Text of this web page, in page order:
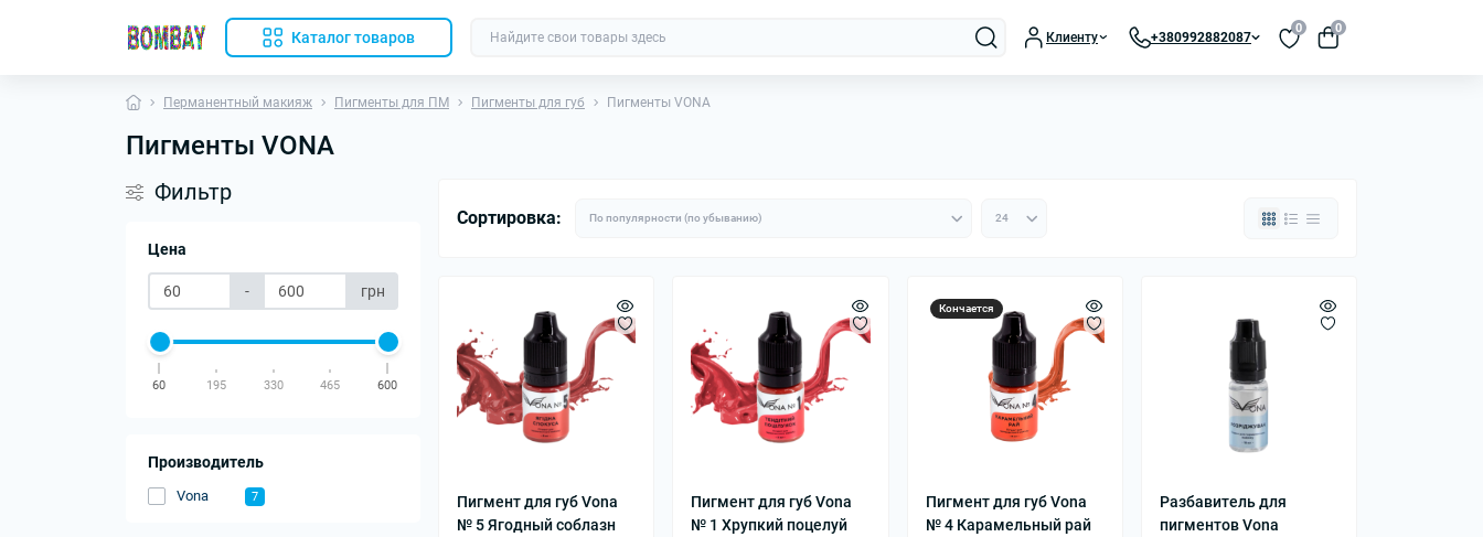
Каталог товаров Клиенту +380992882087
0 0
Перманентный макияж Пигменты для ПМ Пигменты для губ Пигменты VONA
Пигменты VONA
Фильтр
Цена
- грн
60 195 330 465 600
Производитель
Vona 7
Сортировка:
Пигмент для губ Vona
№ 5 Ягодный соблазн
Пигмент для губ Vona
№ 1 Хрупкий поцелуй
Кончается
Пигмент для губ Vona
№ 4 Карамельный рай
Разбавитель для
пигментов Vona